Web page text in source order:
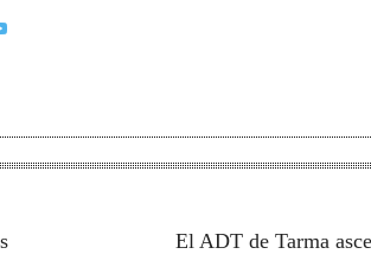
El ADT de Tarma